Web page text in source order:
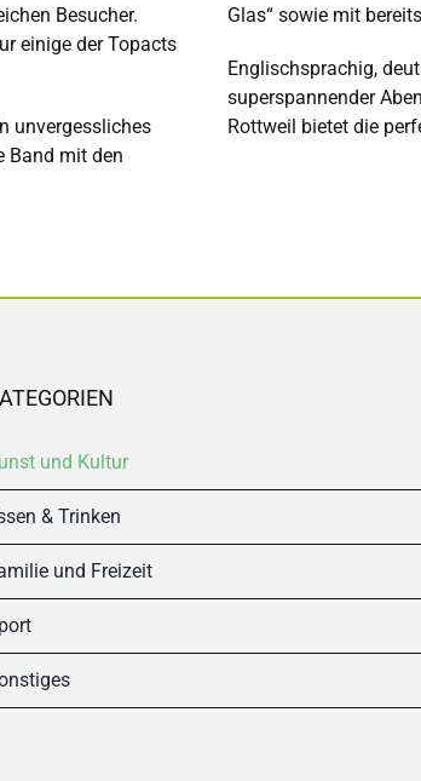
Besucher.
einige der Topacts
unvergessliches
Band mit den
Glas“ sowie mit
Englischsprachig,
superspannender
Rottweil bietet die
und Kultur
& Trinken
und Freizeit